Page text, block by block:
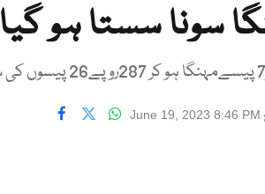
سونا سستا ہو گیا
June 19, 2023 8:46 PM